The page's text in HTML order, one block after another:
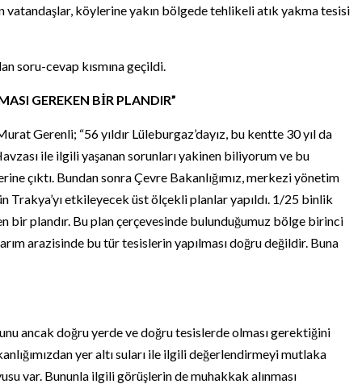
köylerine yakın bölgede tehlikeli atık yakma tesisi
soru-cevap kısmına geçildi.
GEREKEN BİR PLANDIR”
Gerenli; “56 yıldır Lüleburgaz’dayız, bu kentte 30 yıl da
ile ilgili yaşanan sorunları yakinen biliyorum ve bu
çıktı. Bundan sonra Çevre Bakanlığımız, merkezi yönetim
Trakya’yı etkileyecek üst ölçekli planlar yapıldı. 1/25 binlik
bir plandır. Bu plan çerçevesinde bulunduğumuz bölge birinci
arazisinde bu tür tesislerin yapılması doğru değildir. Buna
ancak doğru yerde ve doğru tesislerde olması gerektiğini
yer altı suları ile ilgili değerlendirmeyi mutlaka
var. Bununla ilgili görüşlerin de muhakkak alınması